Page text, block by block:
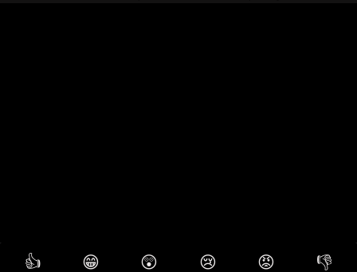
👍 😁 😲 😢 😡 👎